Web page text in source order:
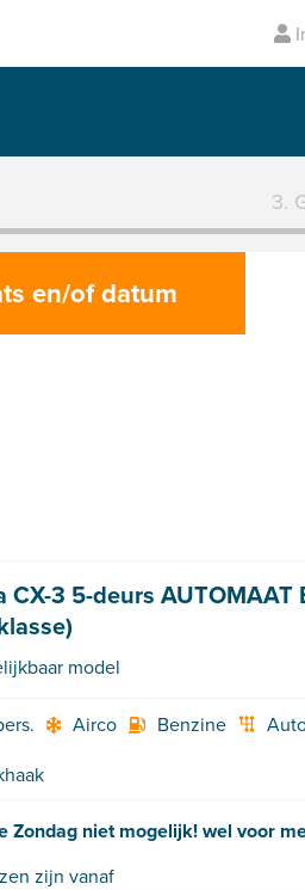
3.
en/of datum
CX-3 5-deurs AUTOMAAT
model
Airco Benzine
Zondag niet mogelijk! wel voor
zijn vanaf